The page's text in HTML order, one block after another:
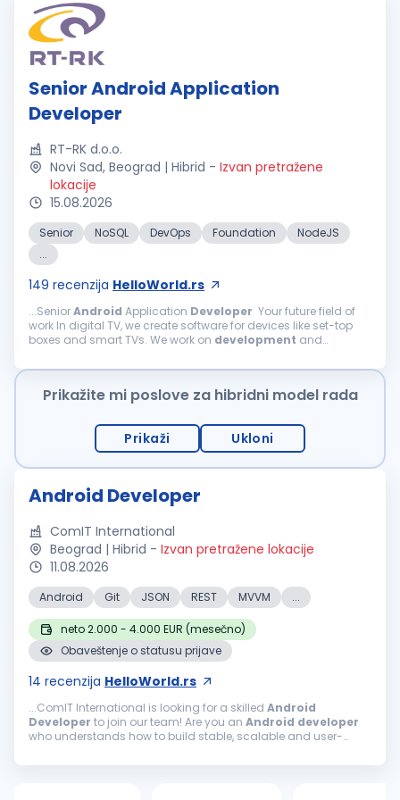
Senior Android Application
Developer
RT-RK d.o.o.
Novi Sad, Beograd | Hibrid - Izvan pretražene
lokacije
15.08.2026
Senior NoSQL DevOps Foundation
NodeJS
...
149 recenzija HelloWorld.rs
...SeniorAndroid Application Developer
work In digital TV, we create software for devices like set-top
boxes and smart TVs. We work on development and
AndroidTV, Linux...
Prikažite mi poslove za hibridni model rada
Prikaži Ukloni
Android Developer
ComIT International
Beograd | Hibrid - Izvan pretražene lokacije
11.08.2026
Android Git JSON REST MVVM ...
neto 2.000 - 4.000 EUR (mesečno)
Obaveštenje o statusu prijave
14 recenzija HelloWorld.rs
...ComIT International is looking for a skilled Android
Developer to join our team! Are you an Android developer
who understands how to build stable, scalable and user-
Android